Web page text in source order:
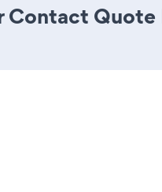
Quote